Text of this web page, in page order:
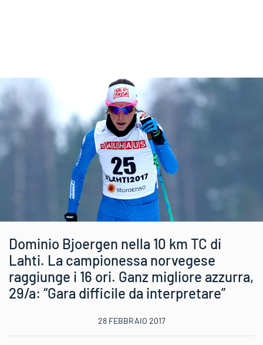
Dominio Bjoergen nella 10 km TC di
Lahti. La campionessa norvegese
raggiunge i 16 ori. Ganz migliore azzurra,
29/a: “Gara difficile da interpretare”
28 FEBBRAIO 2017